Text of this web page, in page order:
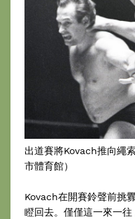
出道賽將Kovach推向繩
市體育館）
Kovach在開賽鈴聲前挑
瞪回去。僅僅這一來一